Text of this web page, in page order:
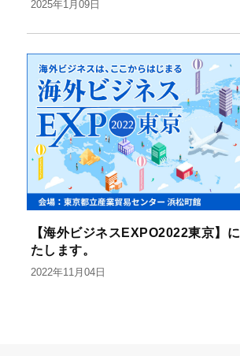
2025年1月09日
【海外ビジネスEXPO2022東京】
たします。
2022年11月04日